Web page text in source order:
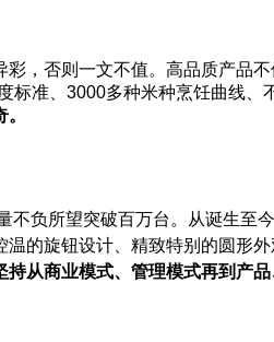
，否则一文不值。 高品质产品
标准、3000多种米种烹饪曲线、
不负所望突破百万台。从诞生至
温的旋钮设计、精致特别的圆形
持从商业模式、管理模式再到产品